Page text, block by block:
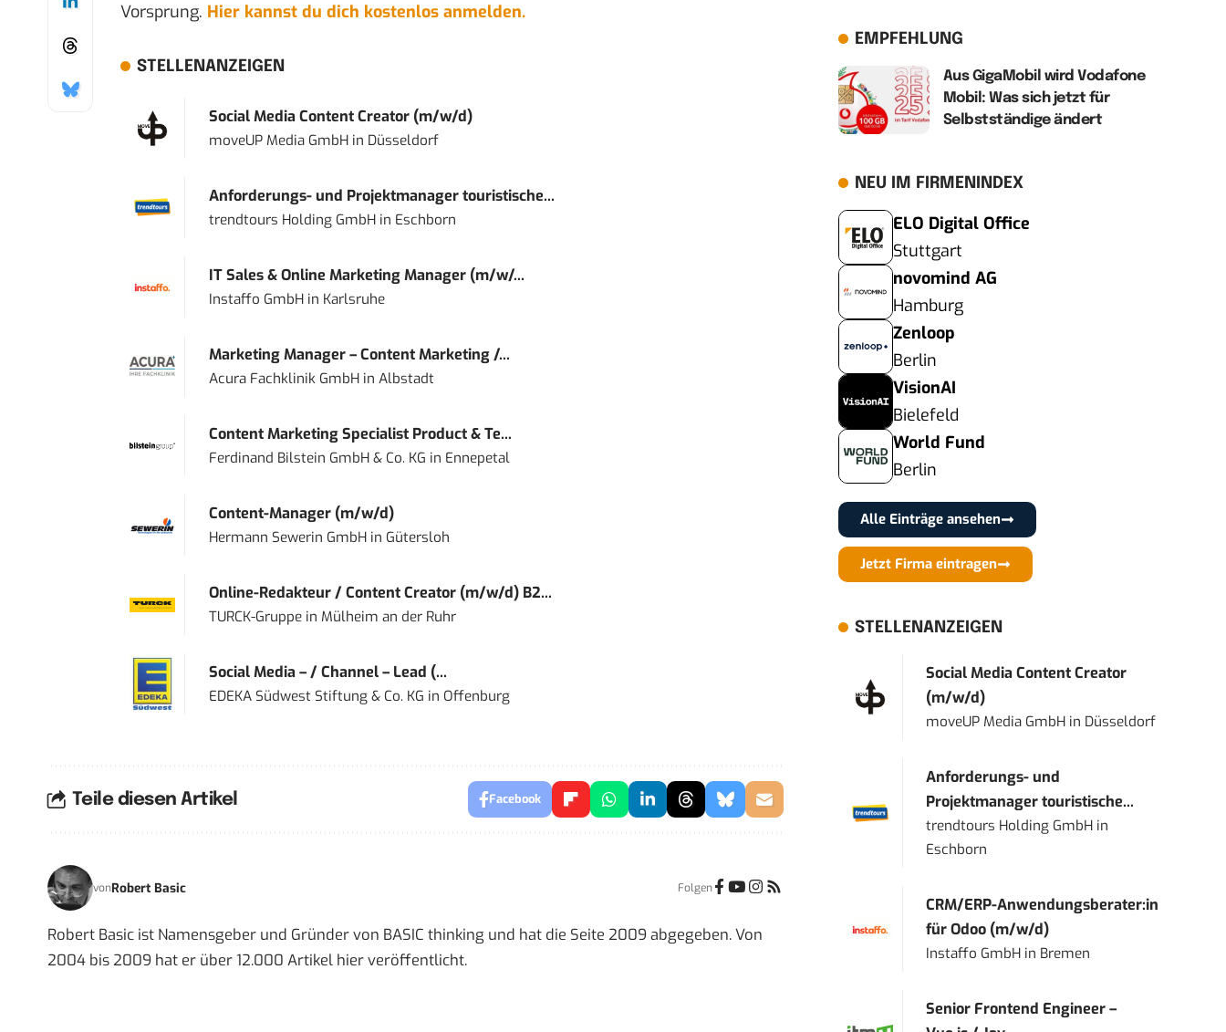
Vorsprung. Hier kannst du dich kostenlos anmelden.
STELLENANZEIGEN
Social Media Content Creator (m/w/d)
moveUP Media GmbHin Düsseldorf
Anforderungs- und Projektmanager touristische...
trendtours Holding GmbHin Eschborn
IT Sales & Online Marketing Manager (m/w/...
Instaffo GmbHin Karlsruhe
Marketing Manager – Content Marketing /...
Acura Fachklinik GmbHin Albstadt
Content Marketing Specialist Product & Te...
Ferdinand Bilstein GmbH & Co. KG in Ennepetal
Content-Manager (m/w/d)
Hermann Sewerin GmbHin Gütersloh
Online-Redakteur / Content Creator (m/w/d) B2...
TURCK-Gruppein Mülheim an der Ruhr
Social Media – / Channel – Lead (...
EDEKA Südwest Stiftung & Co. KG in Offenburg
Teile diesen Artikel Facebook
vonRobert Basic Folgen
Robert Basic ist Namensgeber und Gründer von BASIC thinking und hat die Seite 2009 abgegeben. Von
2004 bis 2009 hat er über 12.000 Artikel hier veröffentlicht.
EMPFEHLUNG
Aus GigaMobil wird Vodafone
Mobil: Was sich jetzt für
Selbstständige ändert
NEU IM FIRMENINDEX
ELO Digital Office
Stuttgart
novomind AG
Hamburg
Zenloop
Berlin
VisionAI
Bielefeld
World Fund
Berlin
Alle Einträge ansehen
Jetzt Firma eintragen
STELLENANZEIGEN
Social Media Content Creator
(m/w/d)
moveUP Media GmbH in Düsseldorf
Anforderungs- und
Projektmanager touristische...
trendtours Holding GmbH in
Eschborn
CRM/ERP-Anwendungsberater:in
für Odoo (m/w/d)
Instaffo GmbH in Bremen
Senior Frontend Engineer –